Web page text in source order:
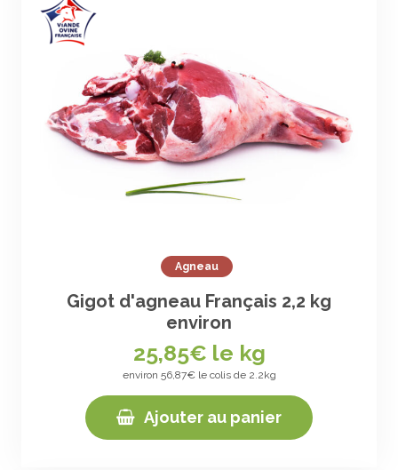
Agneau
Gigot d'agneau Français 2,2 kg
environ
25,85€ le kg
environ 56,87€ le colis de 2.2kg
Ajouter au panier